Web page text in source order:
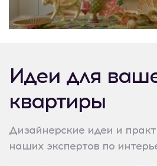
Идеи для
квартиры
Дизайнерские идеи и
наших экспертов по